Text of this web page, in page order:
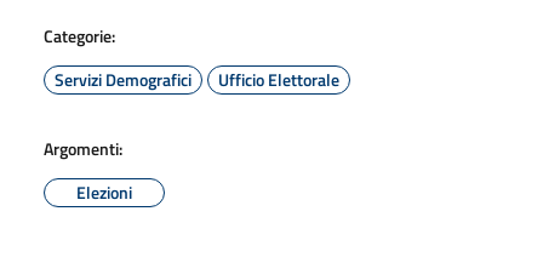
Categorie:
Servizi Demografici
Ufficio Elettorale
Argomenti:
Elezioni